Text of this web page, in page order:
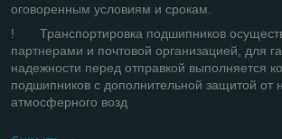
оговоренным условиям и срокам.
! Транспортировка подшипников
партнерами и почтовой организацией, для
надежности перед отправкой выполняется
подшипников с дополнительной защитой от
атмосферного возд